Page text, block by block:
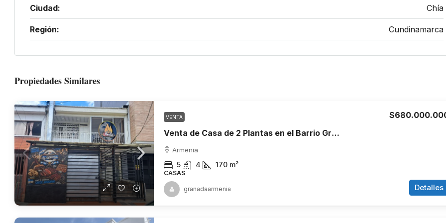
Ciudad: Chía
Región: Cundinamarca
Propiedades Similares
VENTA
Venta de Casa de 2 Plantas en el Barrio Granada, Armenia, Quindío
Armenia
5 4 170 m²
CASAS
Detalles
granadaarmenia